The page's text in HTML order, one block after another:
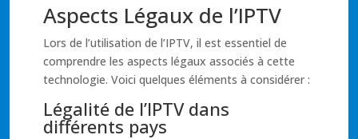
Aspects Légaux de l’IPTV
Lors de l’utilisation de l’IPTV, il est essentiel de
comprendre les aspects légaux associés à cette
technologie. Voici quelques éléments à considérer :
Légalité de l’IPTV dans
différents pays